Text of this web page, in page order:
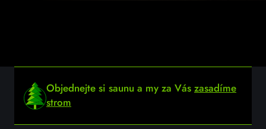
Objednejte si saunu a my za Vás zasadíme
strom